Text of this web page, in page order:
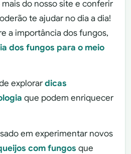
do nosso site e conferir
te ajudar no dia a dia!
a importância dos fungos,
dos fungos para o meio
explorardicas
que podem enriquecer
em experimentar novos
com fungos que